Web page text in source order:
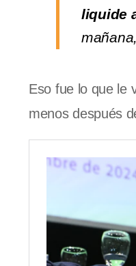
liquide
Eso fue lo que le
menos después